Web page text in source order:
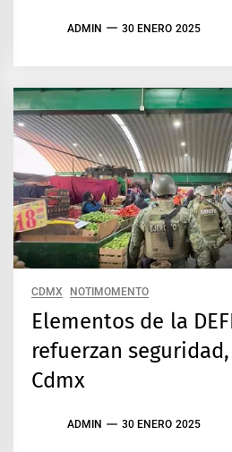
ADMIN 30 ENERO 2025
CDMX NOTIMOMENTO
Elementos de la
refuerzan
Cdmx
ADMIN 30 ENERO 2025